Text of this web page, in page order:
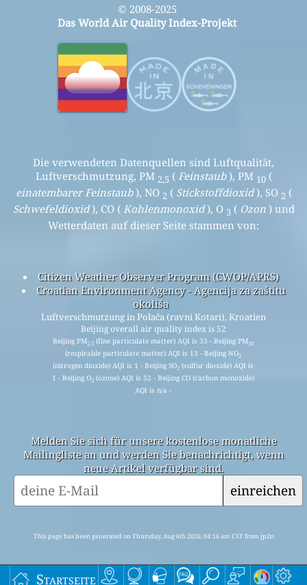
Startseite
© 2008-2025
Das World Air Quality Index-Projekt
Die verwendeten Datenquellen sind Luftqualität,
Luftverschmutzung, PM 2,5 ( Feinstaub), PM 10(
einatembarer Feinstaub), NO 2 ( Stickstoffdioxid), SO 2 (
Schwefeldioxid), CO ( Kohlenmonoxid), O 3 ( Ozon) und
Wetterdaten auf dieser Seite stammen von:
Citizen Weather Observer Program (CWOP/APRS)
Croatian Environment Agency - Agencija za zaštitu
okoliša
Luftverschmutzung in Polača (ravni Kotari), Kroatien
Beijing overall air quality index is 52
Beijing PM2.5 (fine particulate matter) AQI is 33 - Beijing PM10
(respirable particulate matter) AQI is 13 - Beijing NO2
(nitrogen dioxide) AQI is 1 - Beijing SO2 (sulfur dioxide) AQI is
1 - Beijing O3 (ozone) AQI is 52 - Beijing CO (carbon monoxide)
AQI is n/a -
Melden Sie sich für unsere kostenlose monatliche
Mailingliste an und werden Sie benachrichtigt, wenn
neue Artikel verfügbar sind.
einreichen
This page has been generated on Thursday, Aug 6th 2026, 04:16 am CST from jp2n